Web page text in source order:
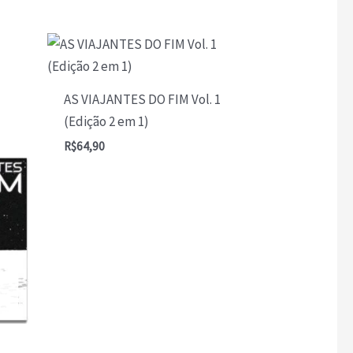
AS VIAJANTES DO FIM Vol. 1
(Edição 2 em 1)
R$64,90